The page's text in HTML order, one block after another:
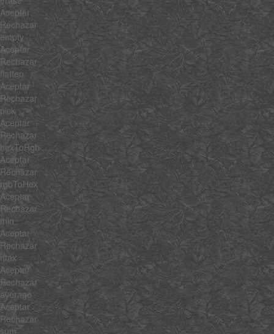
Aceptar
Rechazar
empty
Aceptar
Rechazar
flatten
Aceptar
Rechazar
pick
Aceptar
Rechazar
hexToRgb
Aceptar
Rechazar
rgbToHex
Aceptar
Rechazar
min
Aceptar
Rechazar
max
Aceptar
Rechazar
average
Aceptar
Rechazar
sum